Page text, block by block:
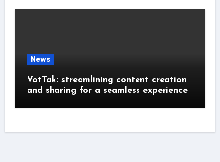
News
VotTak: streamlining content creation
and sharing for a seamless experience